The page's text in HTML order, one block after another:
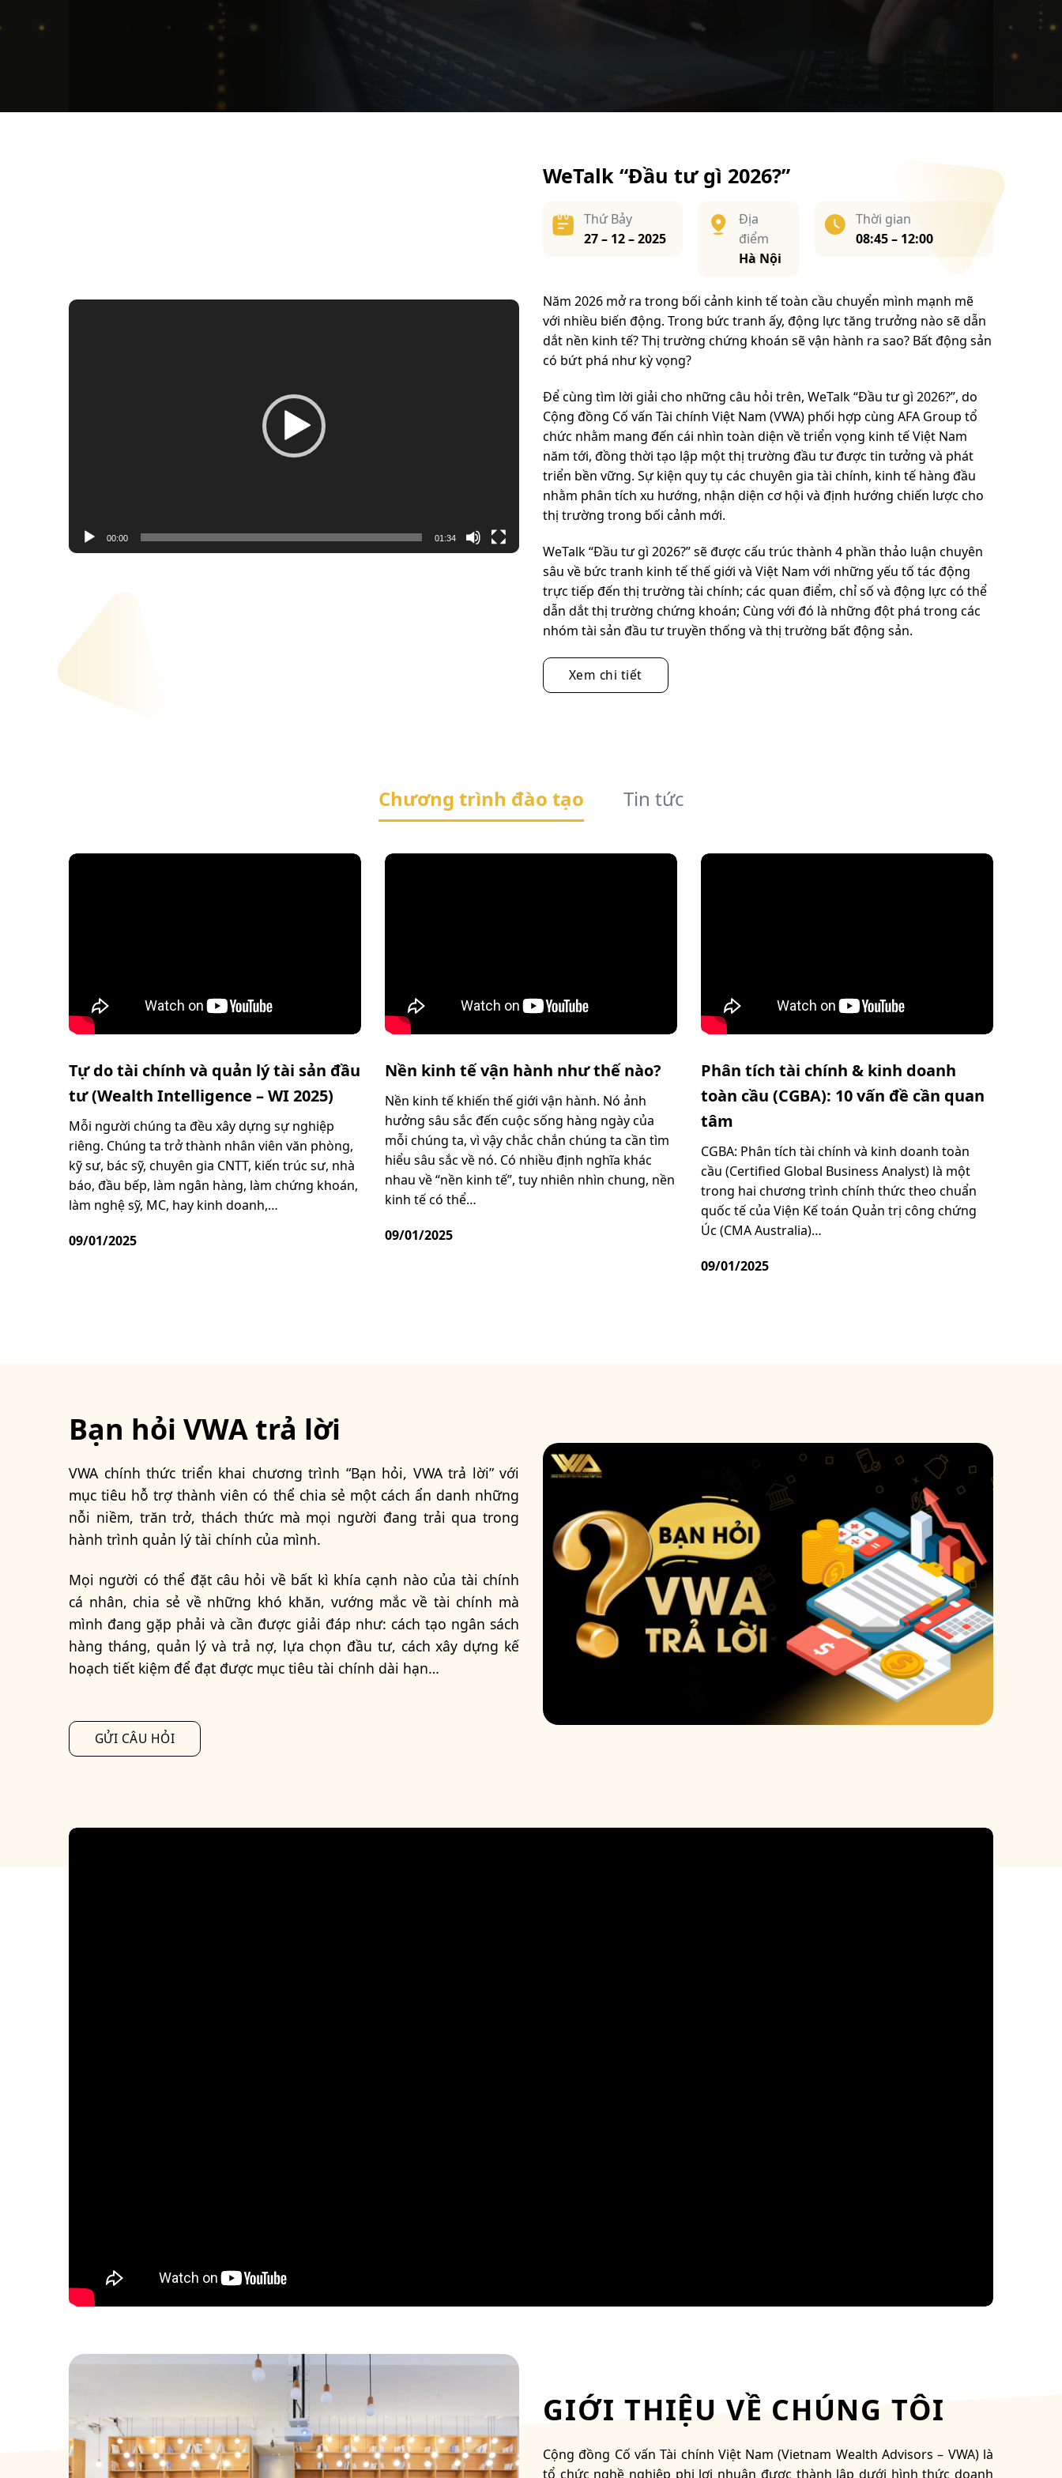
Trình
00:00 01:34
WeTalk “Đầu tư gì 2026?”
Thứ Bảy
27 – 12 – 2025
Địa
điểm
Hà Nội
Thời gian
08:45 – 12:00
Năm 2026 mở ra trong bối cảnh kinh tế toàn cầu chuyển mình mạnh mẽ
với nhiều biến động. Trong bức tranh ấy, động lực tăng trưởng nào sẽ dẫn
dắt nền kinh tế? Thị trường chứng khoán sẽ vận hành ra sao? Bất động sản
có bứt phá như kỳ vọng?
Để cùng tìm lời giải cho những câu hỏi trên, WeTalk “Đầu tư gì 2026?”, do
Cộng đồng Cố vấn Tài chính Việt Nam (VWA) phối hợp cùng AFA Group tổ
chức nhằm mang đến cái nhìn toàn diện về triển vọng kinh tế Việt Nam
năm tới, đồng thời tạo lập một thị trường đầu tư được tin tưởng và phát
triển bền vững. Sự kiện quy tụ các chuyên gia tài chính, kinh tế hàng đầu
nhằm phân tích xu hướng, nhận diện cơ hội và định hướng chiến lược cho
thị trường trong bối cảnh mới.
WeTalk “Đầu tư gì 2026?” sẽ được cấu trúc thành 4 phần thảo luận chuyên
sâu về bức tranh kinh tế thế giới và Việt Nam với những yếu tố tác động
trực tiếp đến thị trường tài chính; các quan điểm, chỉ số và động lực có thể
dẫn dắt thị trường chứng khoán; Cùng với đó là những đột phá trong các
nhóm tài sản đầu tư truyền thống và thị trường bất động sản.
Xem chi tiết
Chương trình đào tạo Tin tức
Tự do tài chính và quản lý tài sản đầu
tư (Wealth Intelligence – WI 2025)
Mỗi người chúng ta đều xây dựng sự nghiệp
riêng. Chúng ta trở thành nhân viên văn phòng,
kỹ sư, bác sỹ, chuyên gia CNTT, kiến trúc sư, nhà
báo, đầu bếp, làm ngân hàng, làm chứng khoán,
làm nghệ sỹ, MC, hay kinh doanh,…
09/01/2025
Nền kinh tế vận hành như thế nào?
Nền kinh tế khiến thế giới vận hành. Nó ảnh
hưởng sâu sắc đến cuộc sống hàng ngày của
mỗi chúng ta, vì vậy chắc chắn chúng ta cần tìm
hiểu sâu sắc về nó. Có nhiều định nghĩa khác
nhau về “nền kinh tế”, tuy nhiên nhìn chung, nền
kinh tế có thể…
09/01/2025
Phân tích tài chính & kinh doanh
toàn cầu (CGBA): 10 vấn đề cần quan
tâm
CGBA: Phân tích tài chính và kinh doanh toàn
cầu (Certified Global Business Analyst) là một
trong hai chương trình chính thức theo chuẩn
quốc tế của Viện Kế toán Quản trị công chứng
Úc (CMA Australia)…
09/01/2025
Bạn hỏi VWA trả lời
VWA chính thức triển khai chương trình “Bạn hỏi, VWA trả lời” với
mục tiêu hỗ trợ thành viên có thể chia sẻ một cách ẩn danh những
nỗi niềm, trăn trở, thách thức mà mọi người đang trải qua trong
hành trình quản lý tài chính của mình.
Mọi người có thể đặt câu hỏi về bất kì khía cạnh nào của tài chính
cá nhân, chia sẻ về những khó khăn, vướng mắc về tài chính mà
mình đang gặp phải và cần được giải đáp như: cách tạo ngân sách
hàng tháng, quản lý và trả nợ, lựa chọn đầu tư, cách xây dựng kế
hoạch tiết kiệm để đạt được mục tiêu tài chính dài hạn…
GỬI CÂU HỎI
GIỚI THIỆU VỀ CHÚNG TÔI
Cộng đồng Cố vấn Tài chính Việt Nam (Vietnam Wealth Advisors – VWA) là
tổ chức nghề nghiệp phi lợi nhuận được thành lập dưới hình thức doanh